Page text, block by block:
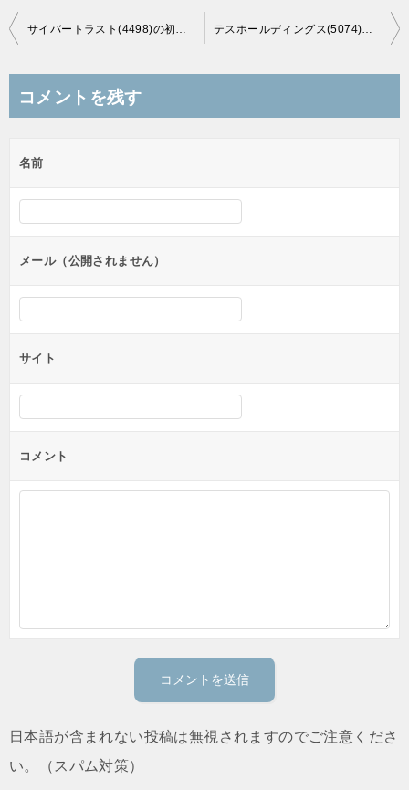
投
ビ
ー
シ
ョ
ン
コメントを残す
名前
メール（公開されません）
サイト
コメント
日本語が含まれない投稿は無視されますのでご注意くださ
い。（スパム対策）